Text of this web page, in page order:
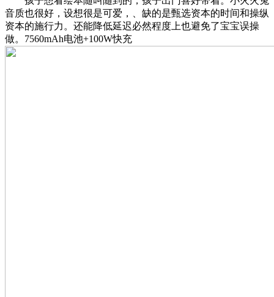
音质也很好，设想很是可爱，、缺的是甄选资本的时间和操纵
资本的施行力。还能降低延迟必然程度上也避免了宝宝误操
做。7560mAh电池+100W快充